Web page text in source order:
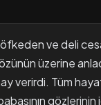
ve deli
üzerine
verirdi. Tüm